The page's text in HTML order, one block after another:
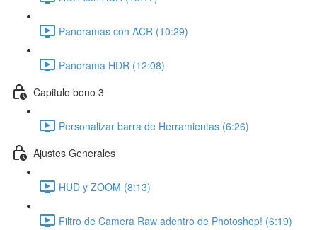
Panoramas con ACR (10:29)
Panorama HDR (12:08)
Capitulo bono 3
Personalizar barra de Herramientas (6:26)
Ajustes Generales
HUD y ZOOM (8:13)
Filtro de Camera Raw adentro de Photoshop! (6:19)